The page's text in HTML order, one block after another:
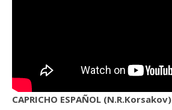
CAPRICHO ESPAÑOL (N.R.Korsakov)